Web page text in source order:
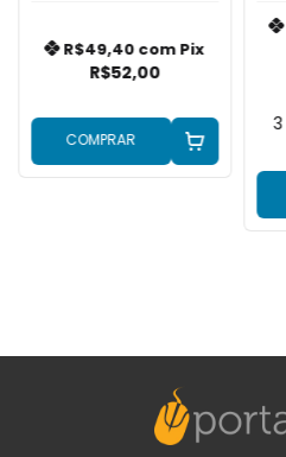
R$52,00
R$49,40 comPix
COMPRAR
3